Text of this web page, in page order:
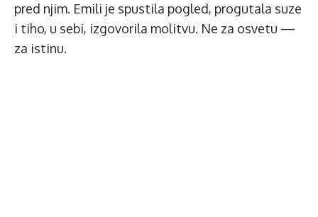
pred njim. Emili je spustila pogled, progutala suze
i tiho, u sebi, izgovorila molitvu. Ne za osvetu —
za istinu.